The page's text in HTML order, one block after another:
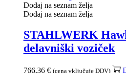
Dodaj na seznam želja
Dodaj na seznam želja
STAHLWERK
delavniški voziček
766,36 € (cena vključuje DDV)